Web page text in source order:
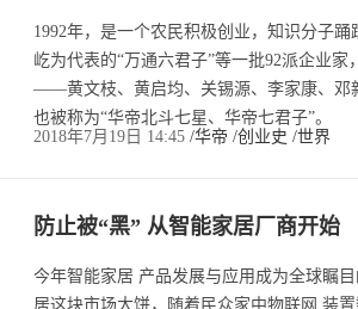
1992年，是一个农民积极创业，知识分子
屹为代表的“万通六君子”等一批92派企业
——黄文枝、黄启均、关锡源、李家康、邓
也被称为“华帝北斗七星、华帝七君子”。
2018年7月19日 14:45 /华帝 /创业史 /世界
防止被“黑” 从智能家居厂商开始
今年智能家居 产品发展与应用成为全球瞩
居这块市场大饼，随着民众家中物联网 装